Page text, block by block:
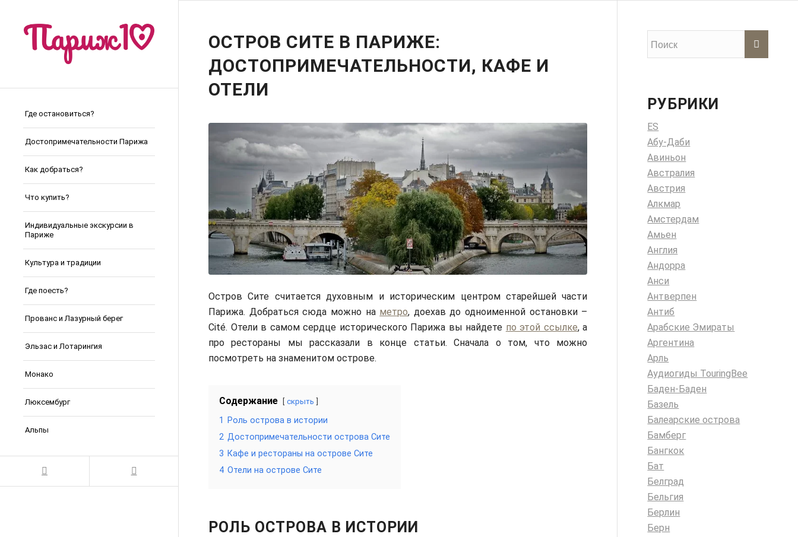
Где остановиться?
Достопримечательности Парижа
Как добраться?
Что купить?
Индивидуальные экскурсии в
Париже
Культура и традиции
Где поесть?
Прованс и Лазурный берег
Эльзас и Лотарингия
Монако
Люксембург
Альпы
ОСТРОВ СИТЕ В ПАРИЖЕ:
ДОСТОПРИМЕЧАТЕЛЬНОСТИ, КАФЕ И
ОТЕЛИ
Остров Сите считается духовным и историческим центром старейшей части
Парижа. Добраться сюда можно на метро, доехав до одноименной остановки –
Cité. Отели в самом сердце исторического Парижа вы найдете по этой ссылке, а
про рестораны мы рассказали в конце статьи. Сначала о том, что можно
посмотреть на знаменитом острове.
Содержание скрыть
1
Роль острова в истории
2 Достопримечательности острова Сите
3 Кафе и рестораны на острове Сите
4 Отели на острове Сите
РОЛЬ ОСТРОВА В ИСТОРИИ
РУБРИКИ
ES
Абу-Даби
Авиньон
Австралия
Австрия
Алкмар
Амстердам
Амьен
Англия
Андорра
Анси
Антверпен
Антиб
Арабские Эмираты
Аргентина
Арль
Аудиогиды TouringBee
Баден-Баден
Базель
Балеарские острова
Бамберг
Бангкок
Бат
Белград
Бельгия
Берлин
Берн